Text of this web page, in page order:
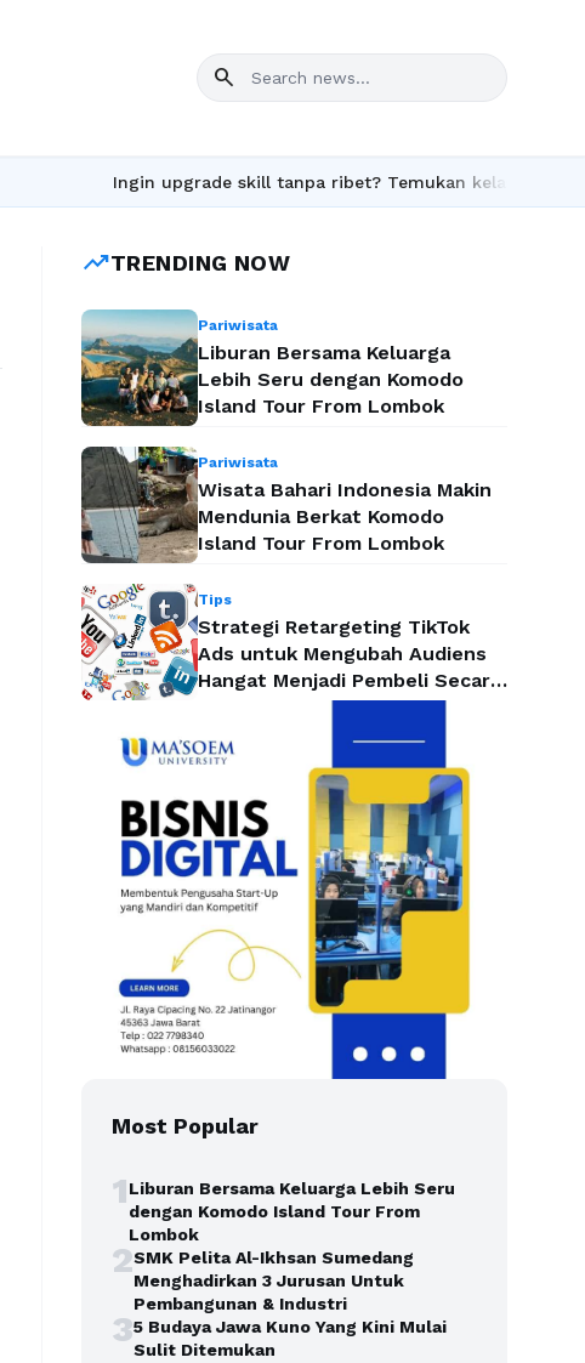
search
Ingin upgrade skill tanpa ribet? Temukan kelas seru dan
trending_upTRENDING NOW
Pariwisata
Liburan Bersama Keluarga
Lebih Seru dengan Komodo
Island Tour From Lombok
Pariwisata
Wisata Bahari Indonesia Makin
Mendunia Berkat Komodo
Island Tour From Lombok
Tips
Strategi Retargeting TikTok
Ads untuk Mengubah Audiens
Hangat Menjadi Pembeli Secara
Most Popular
1Liburan Bersama Keluarga Lebih Seru
dengan Komodo Island Tour From
Lombok
2SMK Pelita Al-Ikhsan Sumedang
Menghadirkan 3 Jurusan Untuk
Pembangunan & Industri
35 Budaya Jawa Kuno Yang Kini Mulai
Sulit Ditemukan